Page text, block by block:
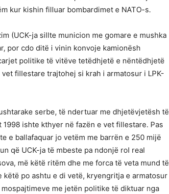
kur kishin filluar bombardimet e NATO-s.
(UCK-ja sillte municion me gomare e mushka
por cdo ditë i vinin konvoje kamionësh
politike të vitëve tetëdhjetë e nëntëdhjetë
fillestare trajtohej si krah i armatosur i LPK-
serbe, të ndertuar me dhjetëvjetësh të
ishte kthyer në fazën e vet fillestare. Pas
e ballafaquar jo vetëm me barrën e 250 mijë
që UCK-ja të mbeste pa ndonjë rol real
më këtë ritëm dhe me forca të veta mund të
po ashtu e di vetë, kryengritja e armatosur
me jetën politike të diktuar nga